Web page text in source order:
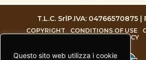
Questo sito web utilizza i cookie
T.L.C. SrlP.IVA: 04766570875 |
COPYRIGHT CONDITIONS OF USE
PRIVACY POLICY